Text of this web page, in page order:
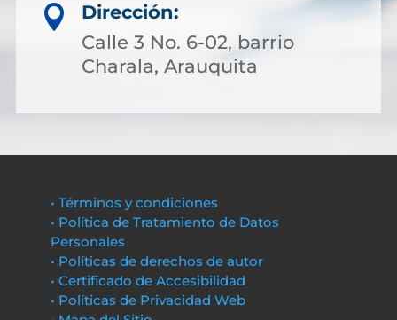

Dirección:
Calle 3 No. 6-02, barrio
Charala, Arauquita
• Términos y condiciones
• Política de Tratamiento de Datos
Personales
• Políticas de derechos de autor
• Certificado de Accesibilidad
• Políticas de Privacidad Web